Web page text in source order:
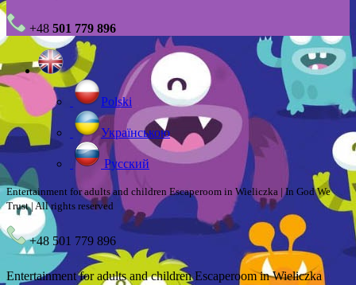
+48 501 779 896
Polski
Українською
Русский
Entertainment for adults and children Escaperoom in Wieliczka | In God We
Trust | All rights reserved
+48 501 779 896
Entertainment for adults and children Escaperoom in Wieliczka